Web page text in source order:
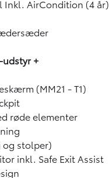
Inkl. AirCondition (4 år)
+
(MM21 - T1)
røde elementer
og stolper)
inkl. Safe Exit Assist